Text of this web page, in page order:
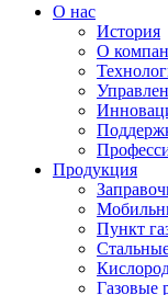
О нас
История
О
Продукция
Пункт
Газовые